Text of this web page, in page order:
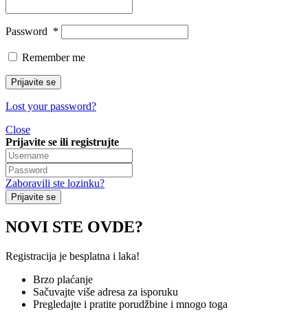
Password *
Remember me
Lost your password?
Close
Prijavite se ili registrujte
Zaboravili ste lozinku?
NOVI STE OVDE?
Registracija je besplatna i laka!
Brzo plaćanje
Sačuvajte više adresa za isporuku
Pregledajte i pratite porudžbine i mnogo toga